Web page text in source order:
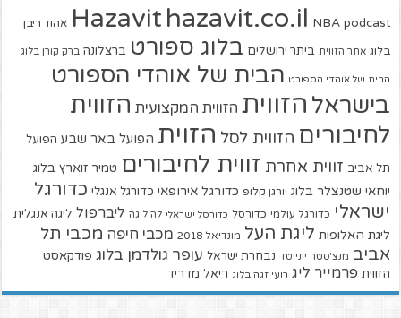
Hazavit hazavit.co.il NBA podcast אהוד ריבן
בלוג אתר הזווית ביתר ירושלים בלוג ספורט ברצלונה ברק קורן בלוג
הבית של אוהדי הספורט הבית של אוהדי הספורט
בישראל הזווית הזווית המקצועית הזווית
לחיבורים הזווית לסל הזוית הפועל באר שבע הפועל
תל אביב זווית אחרת זווית לחיבורים טמיר זוארץ בלוג
יוחאי שטנצלר בלוג יורגן קלופ כדורגל אירופאי כדורגל אנגלי כדורגל
ישראלי כדורגל עולמי כדורסל כדורסל ישראלי לה ליגה ליברפול ליגה אנגלית
ליגת האלופות ליגת העל מונדיאל 2018 מכבי חיפה מכבי תל
אביב מנצ'סטר יונייטד נבחרת ישראל עופר גולדמן בלוג פודקאסט
הזווית פרמייר ליג רועי זגה בלוג ריאל מדריד